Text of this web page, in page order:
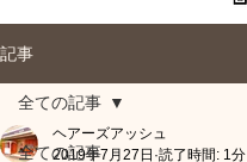
記事
全ての記事
全ての記事
ヘアーズアッシュ
2019年7月27日 読了時間: 1分